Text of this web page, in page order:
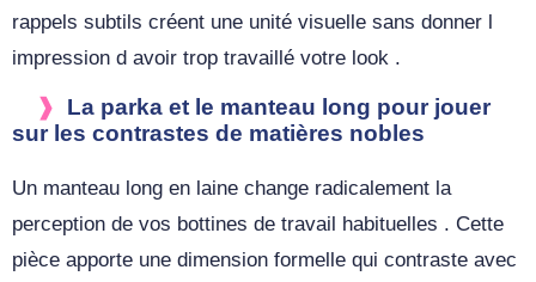
rappels subtils créent une unité visuelle sans donner l
impression d avoir trop travaillé votre look .
La parka et le manteau long pour jouer
sur les contrastes de matières nobles
Un manteau long en laine change radicalement la
perception de vos bottines de travail habituelles . Cette
pièce apporte une dimension formelle qui contraste avec